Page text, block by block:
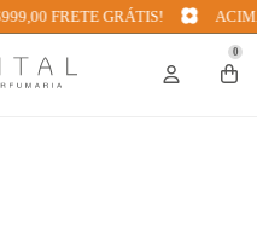
FRETE GRÁTIS!
0